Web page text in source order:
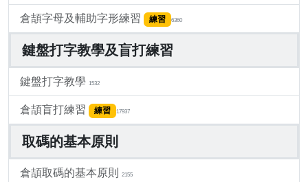
倉頡字母及輔助字形練習 練習 6360
鍵盤打字教學及盲打練習
鍵盤打字教學 1532
倉頡盲打練習 練習 17937
取碼的基本原則
倉頡取碼的基本原則 2155